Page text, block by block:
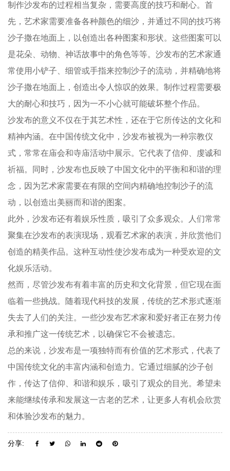
制作沙发布的过程相当复杂，需要高度的技巧和耐心。首
先，艺术家需要准备各种颜色的细沙，并通过不同的技巧将
沙子撒在地面上，以创造出各种图案和形状。这些图案可以
是花朵、动物、神话故事中的角色等等。沙发布的艺术家通
常使用小铲子、细管或手指来控制沙子的流动，并精确地将
沙子撒在地面上，创造出令人惊叹的效果。制作过程需要极
大的耐心和技巧，因为一不小心就可能破坏整个作品。
沙发布的意义不仅在于其艺术性，还在于它所传达的文化和
精神内涵。在中国传统文化中，沙发布被视为一种宗教仪
式，常常在庙会和寺庙活动中展示。它代表了信仰、虔诚和
祈福。同时，沙发布也反映了中国文化中的平衡和和谐的理
念，因为艺术家需要在有限的空间内精确地控制沙子的流
动，以创造出美丽而和谐的图案。
此外，沙发布还有着娱乐性质，吸引了众多观众。人们常常
聚集在沙发布的表演现场，观看艺术家的表演，并欣赏他们
创造的精美作品。这种互动性使沙发布成为一种受欢迎的文
化娱乐活动。
然而，尽管沙发布有着丰富的历史和文化背景，但它现在面
临着一些挑战。随着现代科技的发展，传统的艺术形式逐渐
失去了人们的关注。一些沙发布艺术家和爱好者正在努力传
承和推广这一传统艺术，以确保它不会被遗忘。
总的来说，沙发布是一项独特而有价值的艺术形式，代表了
中国传统文化的丰富内涵和创造力。它通过细腻的沙子创
作，传达了信仰、和谐和娱乐，吸引了观众的目光。希望未
来能继续传承和发展这一古老的艺术，让更多人有机会欣赏
和体验沙发布的魅力。
分享: